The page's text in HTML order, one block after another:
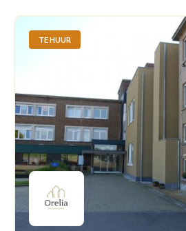
TE HUUR